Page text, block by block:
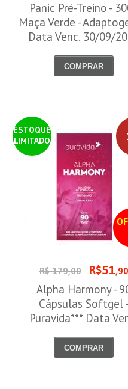
Panic Pré-Treino -
Maça Verde -
Data Venc. 30/09/
COMPRAR
ESTOQUE
LIMITADO
R$ 179,00 R$51,90
Alpha Harmony -
Cápsulas Softgel -
Puravida*** Data
COMPRAR